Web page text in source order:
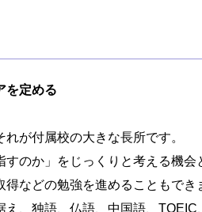
を定める
が付属校の大きな長所です。
すのか」をじっくりと考える機
などの勉強を進めることもでき
、独語、仏語、中国語、